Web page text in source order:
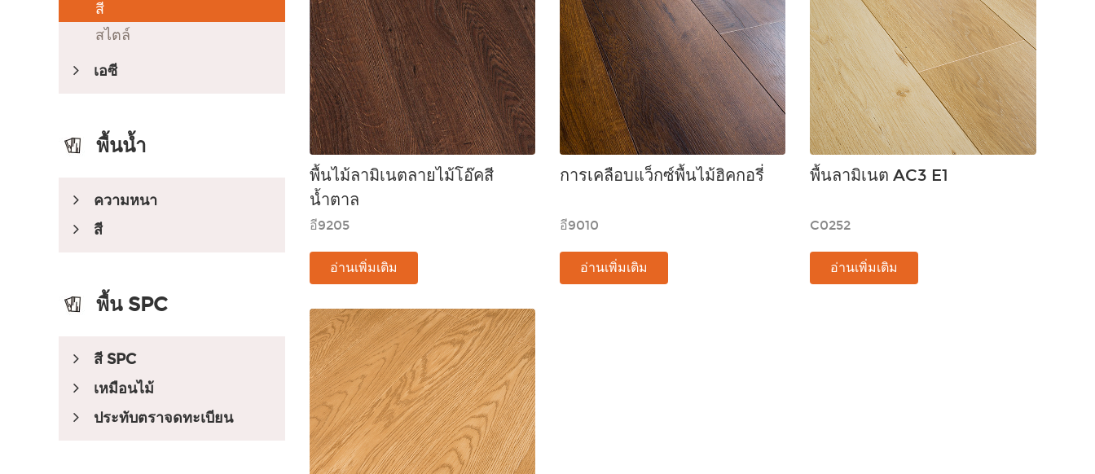
สี
สไตล์
เอซี
พื้นน้ำ
ความหนา
สี
พื้น SPC
สี SPC
เหมือนไม้
ประทับตราจดทะเบียน
พื้นไม้ลามิเนตลายไม้โอ๊คสี
น้ำตาล
อี9205
อ่านเพิ่มเติม
การเคลือบแว็กซ์พื้นไม้ฮิคกอรี่
อี9010
อ่านเพิ่มเติม
พื้นลามิเนต AC3 E1
C0252
อ่านเพิ่มเติม